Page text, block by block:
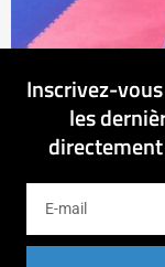
Inscrivez-
les